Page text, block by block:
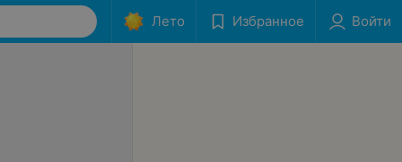
Лето Избранное Войти